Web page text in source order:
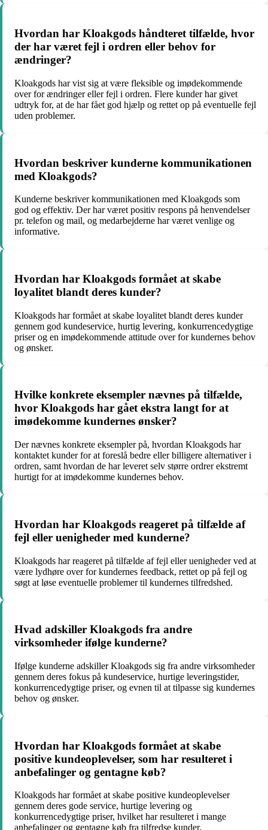
Hvordan har Kloakgods håndteret tilfælde, hvor
der har været fejl i ordren eller behov for
ændringer?
Kloakgods har vist sig at være fleksible og imødekommende
over for ændringer eller fejl i ordren. Flere kunder har givet
udtryk for, at de har fået god hjælp og rettet op på eventuelle fejl
uden problemer.
Hvordan beskriver kunderne kommunikationen
med Kloakgods?
Kunderne beskriver kommunikationen med Kloakgods som
god og effektiv. Der har været positiv respons på henvendelser
pr. telefon og mail, og medarbejderne har været venlige og
informative.
Hvordan har Kloakgods formået at skabe
loyalitet blandt deres kunder?
Kloakgods har formået at skabe loyalitet blandt deres kunder
gennem god kundeservice, hurtig levering, konkurrencedygtige
priser og en imødekommende attitude over for kundernes behov
og ønsker.
Hvilke konkrete eksempler nævnes på tilfælde,
hvor Kloakgods har gået ekstra langt for at
imødekomme kundernes ønsker?
Der nævnes konkrete eksempler på, hvordan Kloakgods har
kontaktet kunder for at foreslå bedre eller billigere alternativer i
ordren, samt hvordan de har leveret selv større ordrer ekstremt
hurtigt for at imødekomme kundernes behov.
Hvordan har Kloakgods reageret på tilfælde af
fejl eller uenigheder med kunderne?
Kloakgods har reageret på tilfælde af fejl eller uenigheder ved at
være lydhøre over for kundernes feedback, rettet op på fejl og
søgt at løse eventuelle problemer til kundernes tilfredshed.
Hvad adskiller Kloakgods fra andre
virksomheder ifølge kunderne?
Ifølge kunderne adskiller Kloakgods sig fra andre virksomheder
gennem deres fokus på kundeservice, hurtige leveringstider,
konkurrencedygtige priser, og evnen til at tilpasse sig kundernes
behov og ønsker.
Hvordan har Kloakgods formået at skabe
positive kundeoplevelser, som har resulteret i
anbefalinger og gentagne køb?
Kloakgods har formået at skabe positive kundeoplevelser
gennem deres gode service, hurtige levering og
konkurrencedygtige priser, hvilket har resulteret i mange
anbefalinger og gentagne køb fra tilfredse kunder.